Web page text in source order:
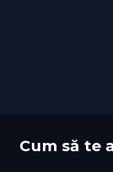
Cum să te